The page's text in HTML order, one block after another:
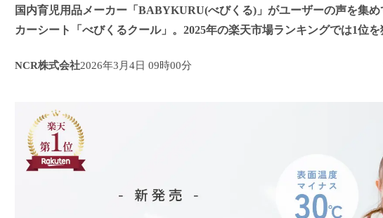
国内育児用品メーカー「BABYKURU(べびくる)」がユーザーの声を集
カーシート「べびくるクール」。2025年の楽天市場ランキングでは1位
NCR株式会社2026年3月4日 09時00分